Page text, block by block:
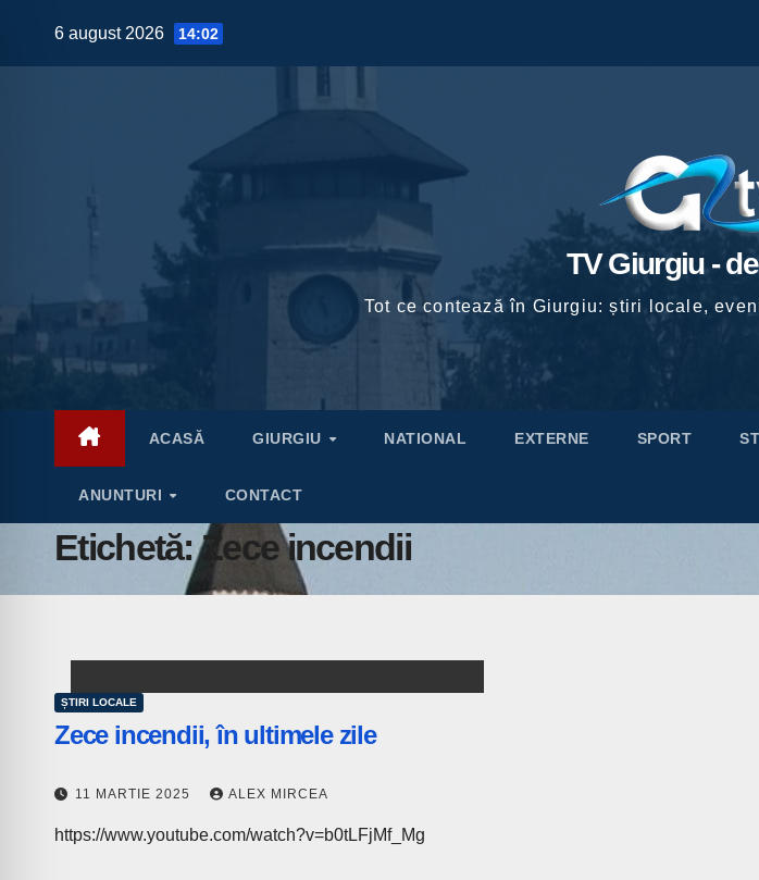
6 august 2026 14:02
TV Giurgiu -
Tot ce contează în Giurgiu: știri locale,
ACASĂ GIURGIU NATIONAL EXTERNE SPORT
ANUNTURI CONTACT
Etichetă:Zece incendii
ȘTIRI LOCALE
Zece incendii, în ultimele zile
11 MARTIE 2025 ALEX MIRCEA
https://www.youtube.com/watch?v=b0tLFjMf_Mg